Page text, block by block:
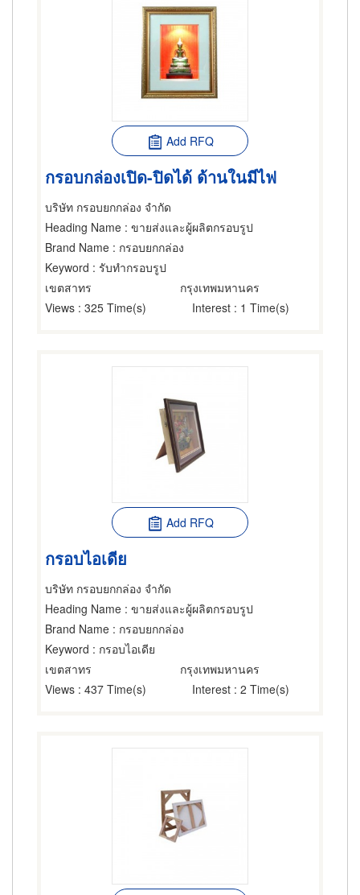
Add RFQ
กรอบกล่องเปิด-ปิดได้ ด้านในมีไฟ
บริษัท กรอบยกกล่อง จำกัด
Heading Name : ขายส่งและผู้ผลิตกรอบรูป
Brand Name : กรอบยกกล่อง
Keyword : รับทำกรอบรูป
เขตสาทร
กรุงเทพมหานคร
Views : 325 Time(s) Interest : 1 Time(s)
Add RFQ
กรอบไอเดีย
บริษัท กรอบยกกล่อง จำกัด
Heading Name : ขายส่งและผู้ผลิตกรอบรูป
Brand Name : กรอบยกกล่อง
Keyword : กรอบไอเดีย
เขตสาทร
กรุงเทพมหานคร
Views : 437 Time(s) Interest : 2 Time(s)